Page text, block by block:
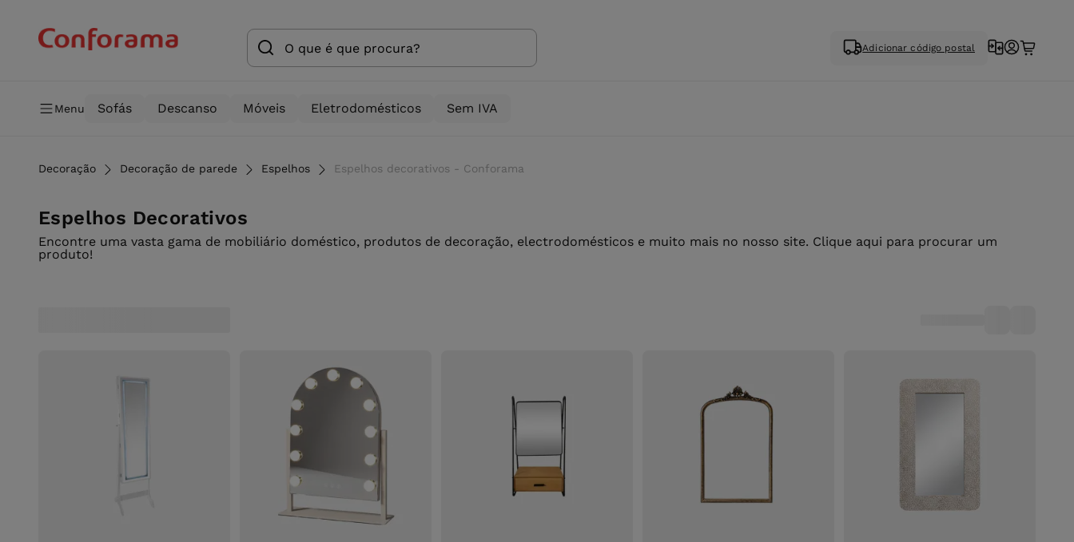
Adicionar código postal
Menu Sofás Descanso Móveis Eletrodomésticos Sem IVA
Decoração Decoração de parede Espelhos Espelhos decorativos - Conforama
Espelhos Decorativos
Encontre uma vasta gama de mobiliário doméstico, produtos de decoração, electrodomésticos e muito mais no nosso site. Clique aqui para procurar um
produto!